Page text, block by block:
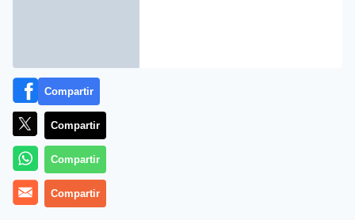
La modelo marroquí Imane Fadil, una de las
Compartir
Compartir
Compartir
Compartir